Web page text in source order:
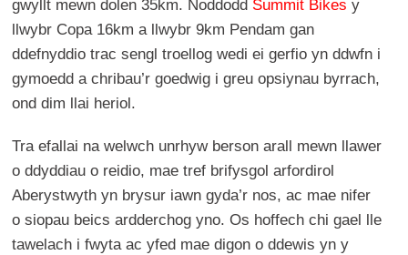
gwyllt mewn dolen 35km. Noddodd Summit Bikes y
llwybr Copa 16km a llwybr 9km Pendam gan
ddefnyddio trac sengl troellog wedi ei gerfio yn ddwfn i
gymoedd a chribau’r goedwig i greu opsiynau byrrach,
ond dim llai heriol.
Tra efallai na welwch unrhyw berson arall mewn llawer
o ddyddiau o reidio, mae tref brifysgol arfordirol
Aberystwyth yn brysur iawn gyda’r nos, ac mae nifer
o siopau beics ardderchog yno. Os hoffech chi gael lle
tawelach i fwyta ac yfed mae digon o ddewis yn y